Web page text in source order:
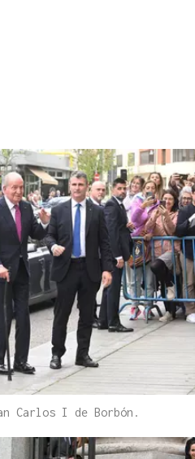
Carlos I de Borbón.